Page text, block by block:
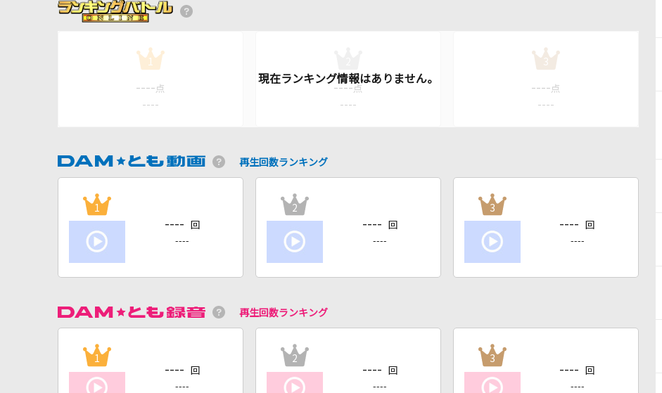
1
---- 点
----
---- 点
----
3
---- 点
----
再生回数ランキング
1
---- 回
----
2
---- 回
----
3
---- 回
----
再生回数ランキング
1
---- 回
----
2
---- 回
----
3
---- 回
----